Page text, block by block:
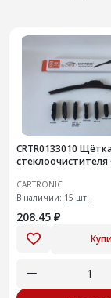
CRTR0133010
стеклоочистителя
Крючок/450 мм
CARTRONIC
В наличии: 15 шт.
208.45 ₽